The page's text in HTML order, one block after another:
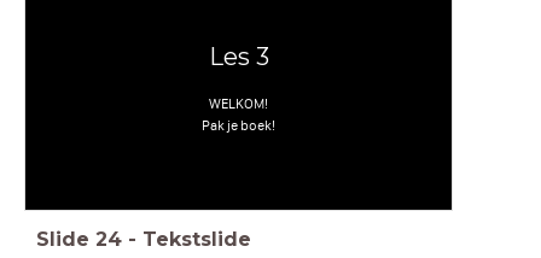
Les 3
WELKOM!
Pak je boek!
Slide 24 - Tekstslide